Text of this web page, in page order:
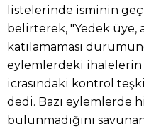
listelerinde isminin
belirterek, "Yedek üye,
katılamaması
eylemlerdeki ihalelerin
icrasındaki kontrol
dedi. Bazı eylemlerde
bulunmadığını savunan